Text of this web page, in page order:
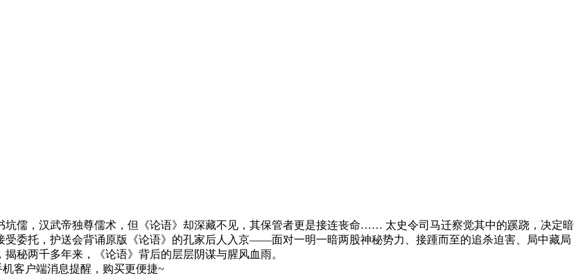
儒，汉武帝独尊儒术，但《论语》却深藏不见，其保管者更是接连丧命…… 太史令司马迁察觉其中的蹊跷，决定暗
委托，护送会背诵原版《论语》的孔家后人入京——面对一明一暗两股神秘势力、接踵而至的追杀迫害、局中藏局
两千多年来，《论语》背后的层层阴谋与腥风血雨。
客户端消息提醒，购买更便捷~